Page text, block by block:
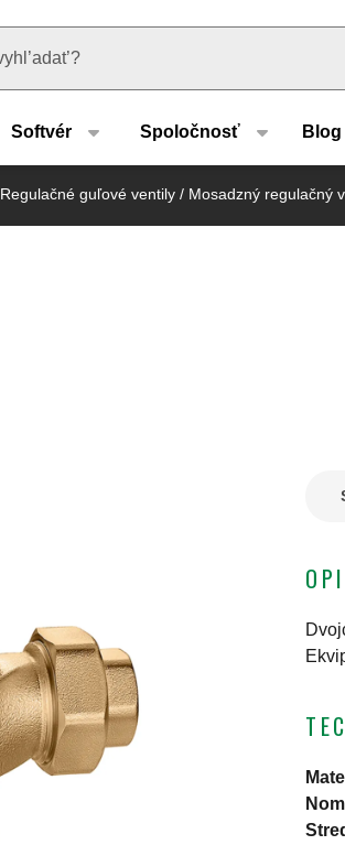
Softvér Spoločnosť Blog
Regulačné guľové ventily / Mosadzný regulačný